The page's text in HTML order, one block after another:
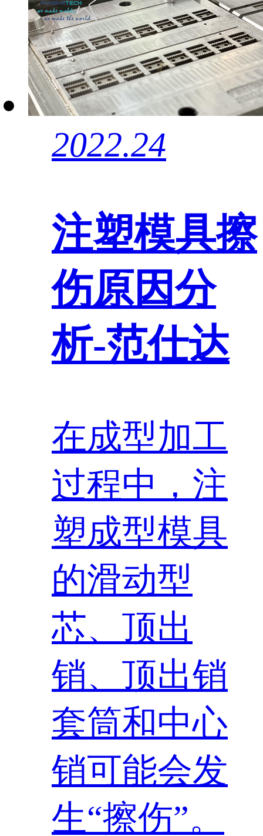
2022.24
注塑模具擦
伤原因分
析-范仕达
在成型加工
过程中，注
塑成型模具
的滑动型
芯、顶出
销、顶出销
套筒和中心
销可能会发
生“擦伤”。